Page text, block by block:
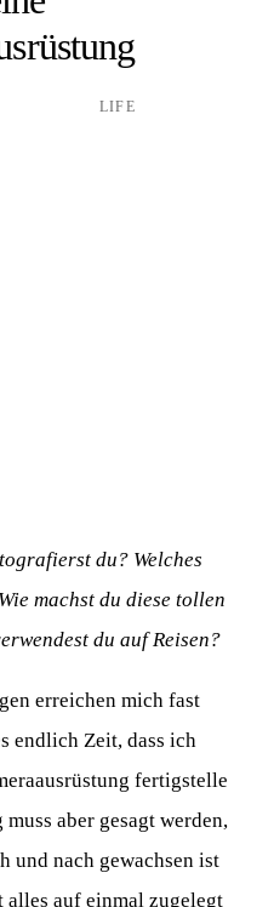
LIFE
du? Welches
machst du diese tollen
du auf Reisen?
erreichen mich fast
endlich Zeit, dass ich
fertigstelle
aber gesagt werden,
und nach gewachsen ist
auf einmal zugelegt